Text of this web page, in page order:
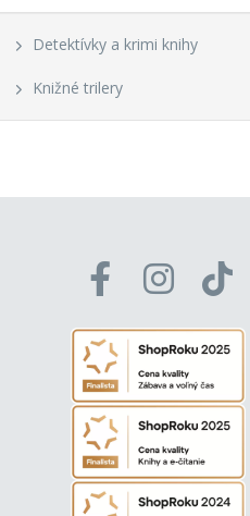
Detektívky a krimi knihy
Knižné trilery